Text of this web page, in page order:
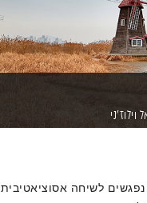
וילוז'ני
נפגשים לשיחה אסוציאטיבית